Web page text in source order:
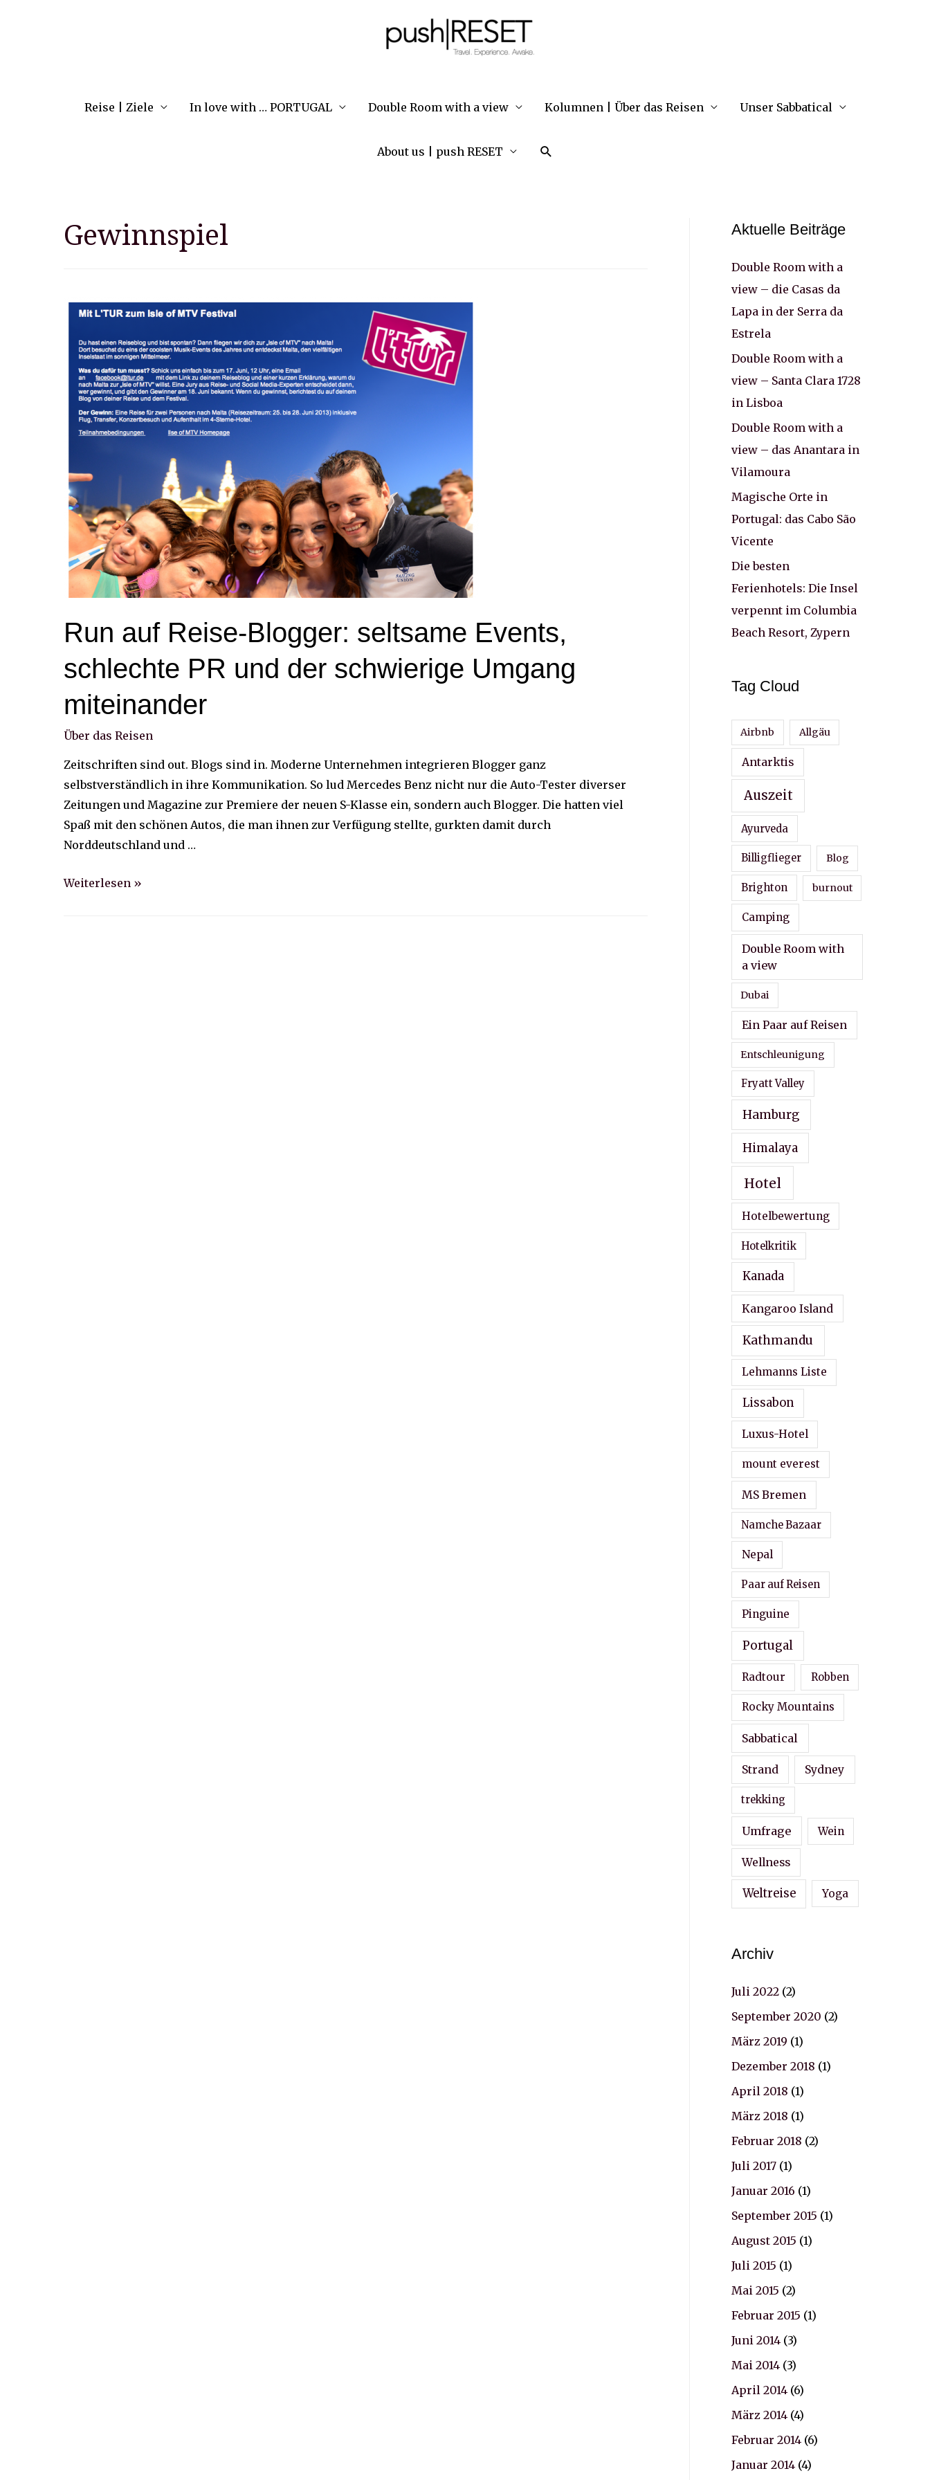
Reise | Ziele In love with … PORTUGAL Double Room with a view Kolumnen | Über das Reisen Unser Sabbatical
About us | push RESET Suche
Gewinnspiel
Run auf Reise-Blogger: seltsame Events,
schlechte PR und der schwierige Umgang
miteinander
Über das Reisen
Zeitschriften sind out. Blogs sind in. Moderne Unternehmen integrieren Blogger ganz
selbstverständlich in ihre Kommunikation. So lud Mercedes Benz nicht nur die Auto-Tester diverser
Zeitungen und Magazine zur Premiere der neuen S-Klasse ein, sondern auch Blogger. Die hatten viel
Spaß mit den schönen Autos, die man ihnen zur Verfügung stellte, gurkten damit durch
Norddeutschland und …
Run
Weiterlesen »
Aktuelle Beiträge
Double Room with a
view – die Casas da
Lapa in der Serra da
Estrela
Double Room with a
view – Santa Clara 1728
in Lisboa
Double Room with a
view – das Anantara in
Vilamoura
Magische Orte in
Portugal: das Cabo São
Vicente
Die besten
Ferienhotels: Die Insel
verpennt im Columbia
Beach Resort, Zypern
Tag Cloud
Airbnb Allgäu
Antarktis
Auszeit
Ayurveda
Billigflieger Blog
Brighton burnout
Camping
Double Room with
a view
Dubai
Ein Paar auf Reisen
Entschleunigung
Fryatt Valley
Hamburg
Himalaya
Hotel
Hotelbewertung
Hotelkritik
Kanada
Kangaroo Island
Kathmandu
Lehmanns Liste
Lissabon
Luxus-Hotel
mount everest
MS Bremen
Namche Bazaar
Nepal
Paar auf Reisen
Pinguine
Portugal
Radtour Robben
Rocky Mountains
Sabbatical
Strand Sydney
trekking
Umfrage Wein
Wellness
Weltreise Yoga
Archiv
Juli 2022(2)
September 2020 (2)
März 2019 (1)
Dezember 2018 (1)
April 2018 (1)
März 2018 (1)
Februar 2018 (2)
Juli 2017(1)
Januar 2016 (1)
September 2015 (1)
August 2015 (1)
Juli 2015 (1)
Mai 2015 (2)
Februar 2015 (1)
Juni 2014(3)
Mai 2014(3)
April 2014(6)
März 2014(4)
Februar 2014(6)
Januar 2014(4)